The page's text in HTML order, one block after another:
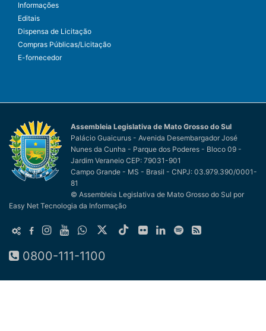
Informações
Editais
Dispensa de Licitação
Compras Públicas/Licitação
E-fornecedor
Assembleia Legislativa de Mato Grosso do Sul
Palácio Guaicurus - Avenida Desembargador José
Nunes da Cunha - Parque dos Poderes - Bloco 09 -
Jardim Veraneio CEP: 79031-901
Campo Grande - MS - Brasil - CNPJ: 03.979.390/0001-
81
© Assembleia Legislativa de Mato Grosso do Sul por
Easy Net Tecnologia da Informação
0800-111-1100